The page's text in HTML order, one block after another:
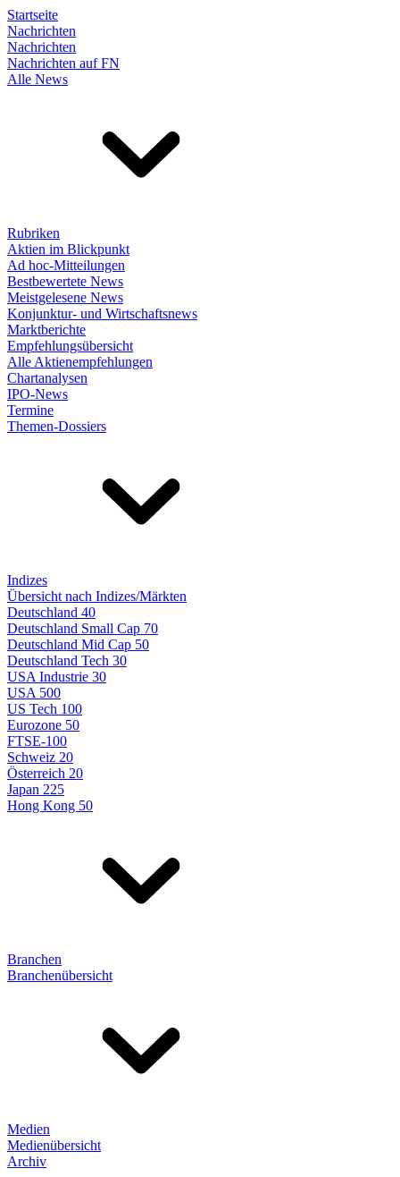
Startseite
Nachrichten
Nachrichten
Nachrichten auf FN
Alle News
Rubriken
Aktien im Blickpunkt
Ad hoc-Mitteilungen
Bestbewertete News
Meistgelesene News
Konjunktur- und Wirtschaftsnews
Marktberichte
Empfehlungsübersicht
Alle Aktienempfehlungen
Chartanalysen
IPO-News
Termine
Themen-Dossiers
Indizes
Übersicht nach Indizes/Märkten
Deutschland 40
Deutschland Small Cap 70
Deutschland Mid Cap 50
Deutschland Tech 30
USA Industrie 30
USA 500
US Tech 100
Eurozone 50
FTSE-100
Schweiz 20
Österreich 20
Japan 225
Hong Kong 50
Branchen
Branchenübersicht
Medien
Medienübersicht
Archiv